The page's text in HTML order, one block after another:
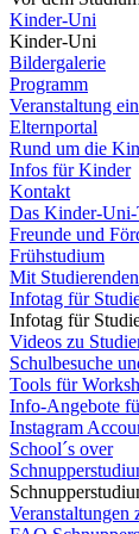
Kinder-Uni
Kinder-Uni
Bildergalerie
Programm
Veranstaltung
Elternportal
Rund um die
Infos für Kinder
Kontakt
Das Kinder-Uni-
Freunde und
Frühstudium
Mit
Infotag für
Infotag für
Videos zu
Schulbesuche
Tools für
Info-Angebote
Instagram
School´s over
Veranstaltungen